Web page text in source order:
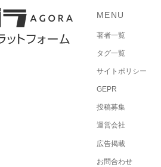
MENU
著者一覧
タグ一覧
サイトポリシー
GEPR
投稿募集
運営会社
広告掲載
お問合わせ